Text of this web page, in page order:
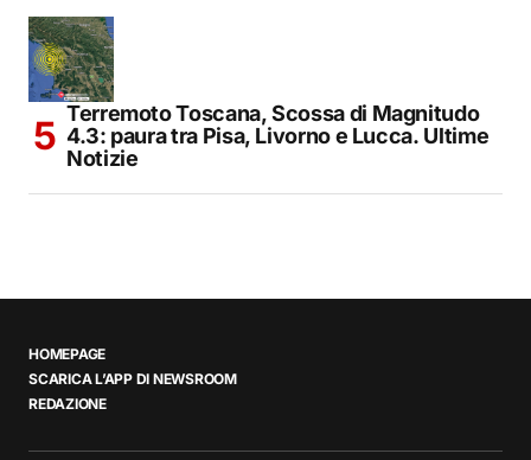
Terremoto Toscana, Scossa di Magnitudo
4.3: paura tra Pisa, Livorno e Lucca. Ultime
Notizie
HOMEPAGE
SCARICA L’APP DI NEWSROOM
REDAZIONE